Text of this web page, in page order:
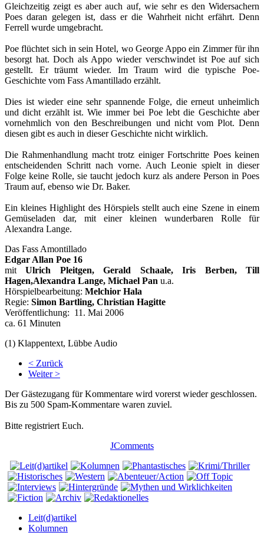
Gleichzeitig zeigt es aber auch auf, wie sehr es den Widersachern
Poes daran gelegen ist, dass er die Wahrheit nicht erfährt. Denn
Ferrell wurde umgebracht.
Poe flüchtet sich in sein Hotel, wo George Appo ein Zimmer für ihn
besorgt hat. Doch als Appo wieder verschwindet ist Poe auf sich
gestellt. Er träumt wieder. Im Traum wird die typische Poe-
Geschichte vom Fass Amantillado erzählt.
Dies ist wieder eine sehr spannende Folge, die erneut unheimlich
und dicht erzählt ist. Wie immer bei Poe lebt die Geschichte aber
vornehmlich von den Beschreibungen und nicht vom Plot. Denn
diesen gibt es auch in dieser Geschichte nicht wirklich.
Die Rahmenhandlung macht trotz einiger Fortschritte Poes keinen
entscheidenden Schritt nach vorne. Auch Leonie spielt in dieser
Folge keine Rolle, sie taucht jedoch kurz als andere Person in Poes
Traum auf, ebenso wie Dr. Baker.
Ein kleines Highlight des Hörspiels stellt auch eine Szene in einem
Gemüseladen dar, mit einer kleinen wunderbaren Rolle für
Alexandra Lange.
Das Fass Amontillado
Edgar Allan Poe 16
mitUlrich Pleitgen, Gerald Schaale, Iris Berben, Till
Hagen,Alexandra Lange, Michael Pan u.a.
Hörspielbearbeitung: Melchior Hala
Regie: Simon Bartling, Christian Hagitte
Veröffentlichung: 11. Mai 2006
ca. 61 Minuten
(1) Klappentext, Lübbe Audio
< Zurück
Weiter >
Der Gästezugang für Kommentare wird vorerst wieder geschlossen.
Bis zu 500 Spam-Kommentare waren zuviel.
Bitte registriert Euch.
JComments
Leit(d)artikel
Kolumnen